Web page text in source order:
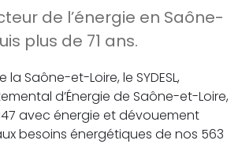
de l’énergie en Saône-
plus de 71 ans.
Saône-et-Loire, le SYDESL,
d’Énergie de Saône-et-Loire,
avec énergie et dévouement
besoins énergétiques de nos 563